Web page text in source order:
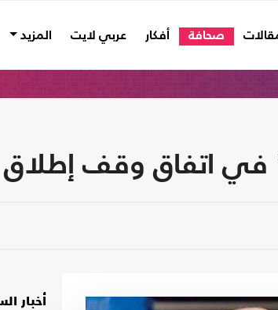
صحافة أفكار عربي لايت المزيد
اتفاق وقف إطلاق
أخبار